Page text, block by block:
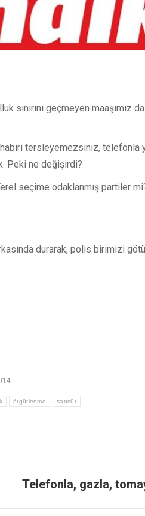
sınırını geçmeyen maaşımız
tersleyemezsiniz, telefonla
Peki ne değişirdi?
seçime odaklanmış partiler
durarak, polis birimizi
örgütlenme sansür
Telefonla, gazla,